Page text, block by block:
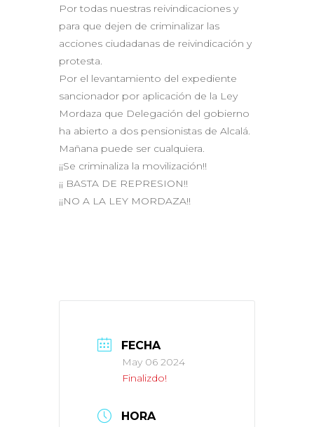
Por todas nuestras reivindicaciones y
para que dejen de criminalizar las
acciones ciudadanas de reivindicación y
protesta.
Por el levantamiento del expediente
sancionador por aplicación de la Ley
Mordaza que Delegación del gobierno
ha abierto a dos pensionistas de Alcalá.
Mañana puede ser cualquiera.
¡¡Se criminaliza la movilización!!
¡¡ BASTA DE REPRESION!!
¡¡NO A LA LEY MORDAZA!!
FECHA
May 06 2024
Finalizdo!
HORA